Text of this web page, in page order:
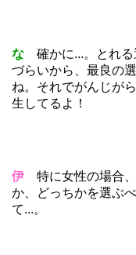
な 確かに...。とれる
づらいから、最良の
ね。それでがんじが
生してるよ！
伊 特に女性の場合
か、どっちかを選ぶ
て...。